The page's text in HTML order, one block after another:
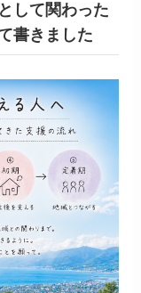
して関わった
書きました